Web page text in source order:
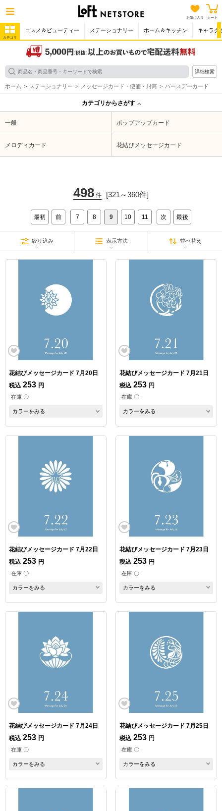
お気に入り カート
カテゴリ
コスメ＆ビューティー ステーショナリー ホーム＆キッチン キャラク
詳細検索
ホーム ステーショナリー メッセージカード・便箋・封筒 バースデーカード
カテゴリからさがす
一般 ポップアップカード
メロディカード 花結びメッセージカード
498 件 [321～360件]
最初 前 7 8 9 10 11 次 最後
絞り込み 表示方法 並べ替え
花結びメッセージカード 7月20日
税込 253 円
在庫 〇
カラーをみる
花結びメッセージカード 7月21日
税込 253 円
在庫 〇
カラーをみる
花結びメッセージカード 7月22日
税込 253 円
在庫 〇
カラーをみる
花結びメッセージカード 7月23日
税込 253 円
在庫 〇
カラーをみる
花結びメッセージカード 7月24日
税込 253 円
在庫 〇
カラーをみる
花結びメッセージカード 7月25日
税込 253 円
在庫 〇
カラーをみる